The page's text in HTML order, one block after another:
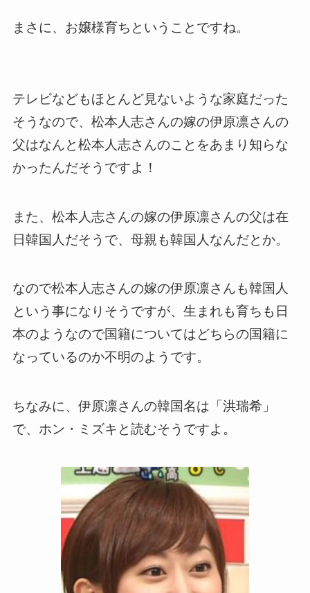
まさに、お嬢様育ちということですね。
テレビなどもほとんど見ないような家庭だった
そうなので、松本人志さんの嫁の伊原凛さんの
父はなんと松本人志さんのことをあまり知らな
かったんだそうですよ！
また、松本人志さんの嫁の伊原凛さんの父は在
日韓国人だそうで、母親も韓国人なんだとか。
なので松本人志さんの嫁の伊原凛さんも韓国人
という事になりそうですが、生まれも育ちも日
本のようなので国籍についてはどちらの国籍に
なっているのか不明のようです。
ちなみに、伊原凛さんの韓国名は「洪瑞希」
で、ホン・ミズキと読むそうですよ。